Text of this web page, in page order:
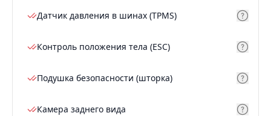
Датчик давления в шинах (TPMS)
Контроль положения тела (ESC)
Подушка безопасности (шторка)
Камера заднего вида